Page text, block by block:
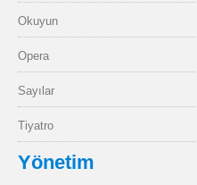
Okuyun
Opera
Sayılar
Tiyatro
Yönetim